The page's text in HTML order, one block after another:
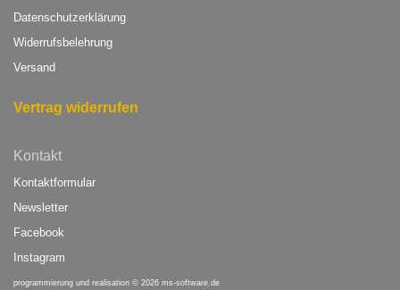
Datenschutzerklärung
Widerrufsbelehrung
Versand
Vertrag widerrufen
Kontakt
Kontaktformular
Newsletter
Facebook
Instagram
programmierung und realisation © 2026 ms-software.de